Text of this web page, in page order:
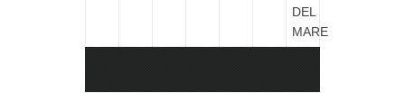
DEL
MARE